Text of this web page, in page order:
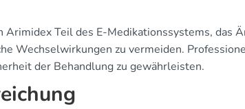
Arimidex Teil des E-Medikationssystems, das
Wechselwirkungen zu vermeiden.
der Behandlung zu gewährleisten.